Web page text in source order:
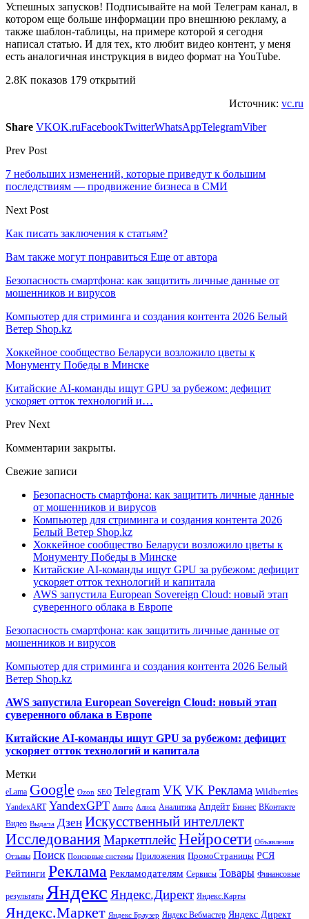
Успешных запусков! Подписывайте на мой Телеграм канал, в
котором еще больше информации про внешнюю рекламу, а
также шаблон-таблицы, на примере которой я сегодня
написал статью. И для тех, кто любит видео контент, у меня
есть аналогичная инструкция в видео формат на YouTube.
2.8K показов 179 открытий
Источник: vc.ru
Share VKOK.ruFacebookTwitterWhatsAppTelegramViber
Prev Post
7 небольших изменений, которые приведут к большим
последствиям — продвижение бизнеса в СМИ
Next Post
Как писать заключения к статьям?
Вам также могут понравиться Еще от автора
Безопасность смартфона: как защитить личные данные от
мошенников и вирусов
Компьютер для стриминга и создания контента 2026 Белый
Ветер Shop.kz
Хоккейное сообщество Беларуси возложило цветы к
Монументу Победы в Минске
Китайские AI-команды ищут GPU за рубежом: дефицит
ускоряет отток технологий и…
Prev Next
Комментарии закрыты.
Свежие записи
Безопасность смартфона: как защитить личные данные
от мошенников и вирусов
Компьютер для стриминга и создания контента 2026
Белый Ветер Shop.kz
Хоккейное сообщество Беларуси возложило цветы к
Монументу Победы в Минске
Китайские AI-команды ищут GPU за рубежом: дефицит
ускоряет отток технологий и капитала
AWS запустила European Sovereign Cloud: новый этап
суверенного облака в Европе
Безопасность смартфона: как защитить личные данные от
мошенников и вирусов
Компьютер для стриминга и создания контента 2026 Белый
Ветер Shop.kz
AWS запустила European Sovereign Cloud: новый этап
суверенного облака в Европе
Китайские AI-команды ищут GPU за рубежом: дефицит
ускоряет отток технологий и капитала
Метки
eLama Google Ozon SEO Telegram VK VK Реклама Wildberries
YandexART YandexGPT Авито Алиса Аналитика Апдейт Бизнес ВКонтакте
Видео Выдача Дзен Искусственный интеллект
Исследования МаркетплейсНейросети Объявления
Отзывы Поиск Поисковые системы Приложения ПромоСтраницы РСЯ
Рейтинги Реклама Рекламодателям Сервисы Товары Финансовые
результаты Яндекс Яндекс.Директ Яндекс.Карты
Яндекс.Маркет Яндекс Браузер Яндекс Вебмастер Яндекс Директ